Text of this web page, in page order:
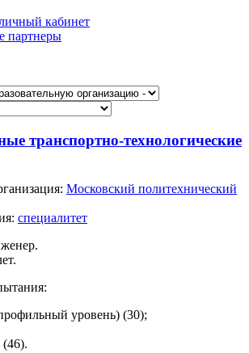
кабинет
партнеры
транспортно-технологические
Московский политехнический
специалитет
уровень) (30);
(46).